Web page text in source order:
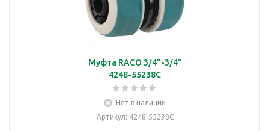
Муфта RACO 3/4"-3/4"
4248-55238C
Нет в наличии
Артикул: 4248-55238C